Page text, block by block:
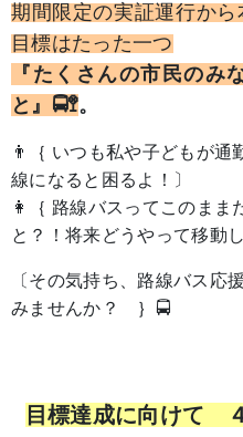
期間限定の実証運行か
目標はたった一つ
『たくさんの市民のみ
と 』🚍🚏。
👨｛ いつも私や子どもが通
線になると困るよ！〕
👩｛ 路線バスってこのまま
と？！将来どうやって移動
〔その気持ち、路線バス応
みませんか？ ｝🚍
目標達成に向けて